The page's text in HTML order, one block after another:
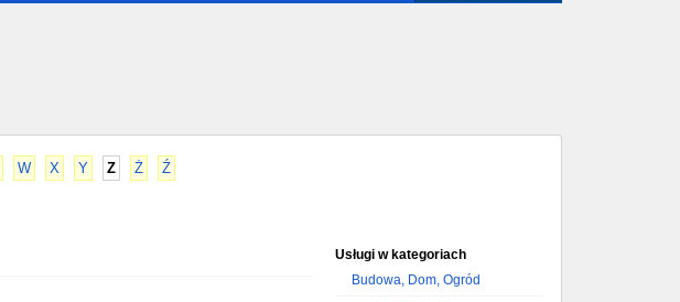
W X Y Z Ż
Ź
Usługi w kategoriach
Budowa, Dom, Ogród